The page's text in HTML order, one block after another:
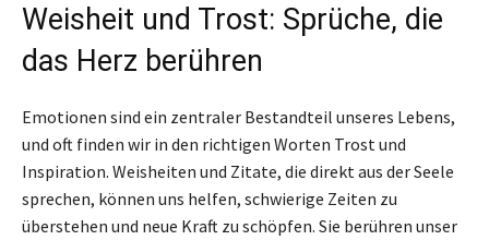
Weisheit und Trost: Sprüche, die
das Herz berühren
Emotionen sind ein zentraler Bestandteil unseres Lebens,
und oft finden wir in den richtigen Worten Trost und
Inspiration. Weisheiten und Zitate, die direkt aus der Seele
sprechen, können uns helfen, schwierige Zeiten zu
überstehen und neue Kraft zu schöpfen. Sie berühren unser